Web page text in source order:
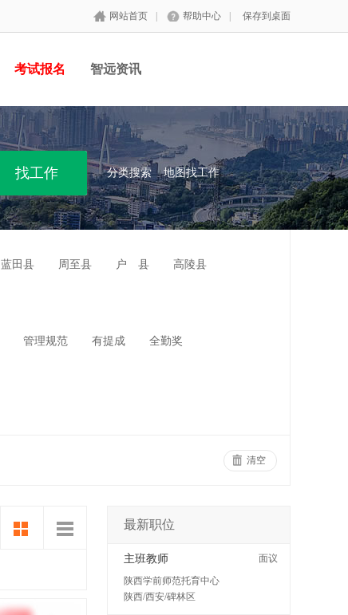
网站首页 帮助中心 保存到桌面
考试报名 智远资讯
分类搜索 地图找工作
蓝田县 周至县 户 县 高陵县
管理规范 有提成 全勤奖
清空
最新职位
主班教师
面议
陕西学前师范托育中心
陕西/西安/碑林区